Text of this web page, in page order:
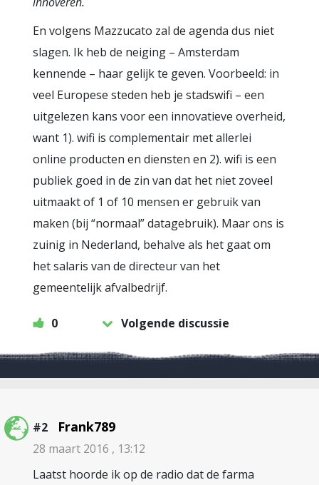
En volgens Mazzucato zal de agenda dus niet
slagen. Ik heb de neiging – Amsterdam
kennende – haar gelijk te geven. Voorbeeld: in
veel Europese steden heb je stadswifi – een
uitgelezen kans voor een innovatieve overheid,
want 1). wifi is complementair met allerlei
online producten en diensten en 2). wifi is een
publiek goed in de zin van dat het niet zoveel
uitmaakt of 1 of 10 mensen er gebruik van
maken (bij “normaal” datagebruik). Maar ons is
zuinig in Nederland, behalve als het gaat om
het salaris van de directeur van het
gemeentelijk afvalbedrijf.
0 Volgende discussie
#2 Frank789
28 maart 2016 , 13:12
Laatst hoorde ik op de radio dat de farma